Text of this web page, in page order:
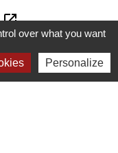
open_in_new
over what you want
Personalize